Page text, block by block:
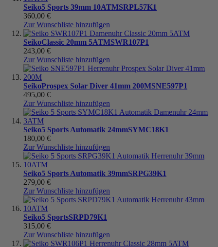
Seiko5 Sports 39mm 10ATMSRPL57K1
360,00 €
Zur Wunschliste hinzufügen
SeikoClassic 20mm 5ATMSWR107P1
243,00 €
Zur Wunschliste hinzufügen
SeikoProspex Solar Diver 41mm 200MSNE597P1
495,00 €
Zur Wunschliste hinzufügen
Seiko5 Sports Automatik 24mmSYMC18K1
180,00 €
Zur Wunschliste hinzufügen
Seiko5 Sports Automatik 39mmSRPG39K1
279,00 €
Zur Wunschliste hinzufügen
Seiko5 SportsSRPD79K1
315,00 €
Zur Wunschliste hinzufügen